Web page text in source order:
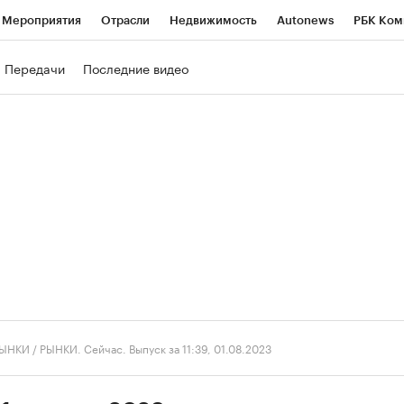
Мероприятия Отрасли Недвижимость Autonews РБК
Передачи Последние видео
/ РЫНКИ. Сейчас. Выпуск за 11:39, 01.08.2023